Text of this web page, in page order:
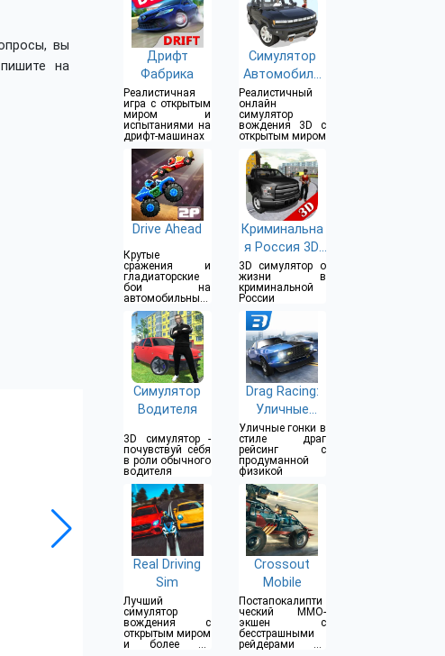
вы
на
Дрифт
Фабрика
Реалистичная
игра с открытым
миром и
испытаниями на
дрифт-машинах
Симулятор
Автомобиля
2
Реалистичный
онлайн
симулятор
вождения 3D с
открытым миром
Drive Ahead
Крутые
сражения и
гладиаторские
бои на
автомобильные
на арене
Криминальна
я Россия 3D.
Борис
3D симулятор о
жизни в
криминальной
России
Симулятор
Водителя
3D симулятор -
почувствуй себя
в роли обычного
водителя
Drag Racing:
Уличные
гонки
Уличные гонки в
стиле драг
рейсинг с
продуманной
физикой
Real Driving
Sim
Лучший
симулятор
вождения с
открытым миром
и более 80
Crossout
Mobile
Постапокалипти
ческий MMO-
экшен с
бесстрашными
рейдерами на